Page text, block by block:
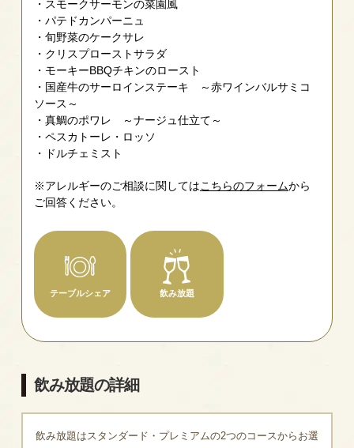
スモークサーモンの菜園風
パテドカンパーニュ
旬野菜のケークサレ
クリスプローストサラダ
モーキーBBQチキンのロースト
国産牛のサーロインステーキ ～赤ワインバルサミコ
ソース～
真鯛のポワレ ～ナージュ仕立て～
ペスカトーレ・ロッソ
ドルチェミスト
※アレルギーのご相談に関してはこちらのフォームから
ご回答ください。
テーブルシェア 飲み放題
飲み放題の詳細
飲み放題はスタンダード・プレミアムの2つのコースからお選